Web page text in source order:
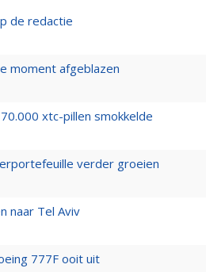
de redactie
moment afgeblazen
xtc-pillen smokkelde
verder groeien
naar Tel Aviv
777F ooit uit